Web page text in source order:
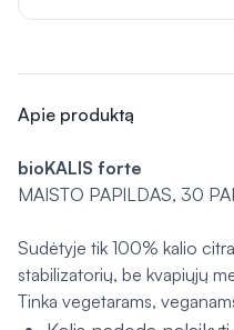
Apie produktą
bioKALIS forte
MAISTO PAPILDAS, 30
Sudėtyje tik 100% kalio
stabilizatorių, be kvapiųjų
Tinka vegetarams,